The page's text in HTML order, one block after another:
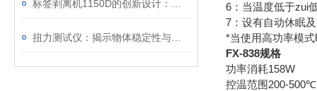
6：当温度低于zui
7：设有自动休眠
*当使用高功率模
FX-838规格
功率消耗158W
控温范围200-500℃